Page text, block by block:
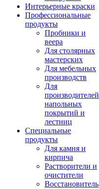
Интерьерные краски
Профессиональные
продукты
Пробники и
веера
Для столярных
мастерских
Для мебельных
производств
Для
производителей
напольных
покрытий и
лестниц
Специальные
продукты
Для камня и
кирпича
Растворители и
очистители
Восстановитель